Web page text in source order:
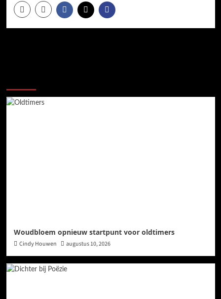
Woudbloem opnieuw startpunt voor oldtimers
Cindy Houwen augustus 10, 2026